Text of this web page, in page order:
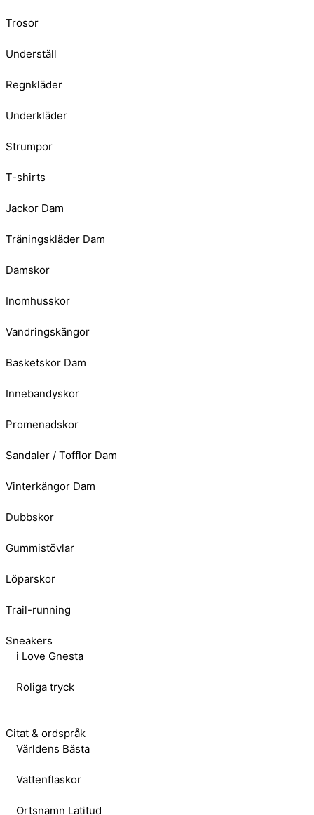
Trosor
Underställ
Regnkläder
Underkläder
Strumpor
T-shirts
Jackor Dam
Träningskläder Dam
Damskor
Inomhusskor
Vandringskängor
Basketskor Dam
Innebandyskor
Promenadskor
Sandaler / Tofflor Dam
Vinterkängor Dam
Dubbskor
Gummistövlar
Löparskor
Trail-running
Sneakers
i Love Gnesta
Roliga tryck
Citat & ordspråk
Världens Bästa
Vattenflaskor
Ortsnamn Latitud